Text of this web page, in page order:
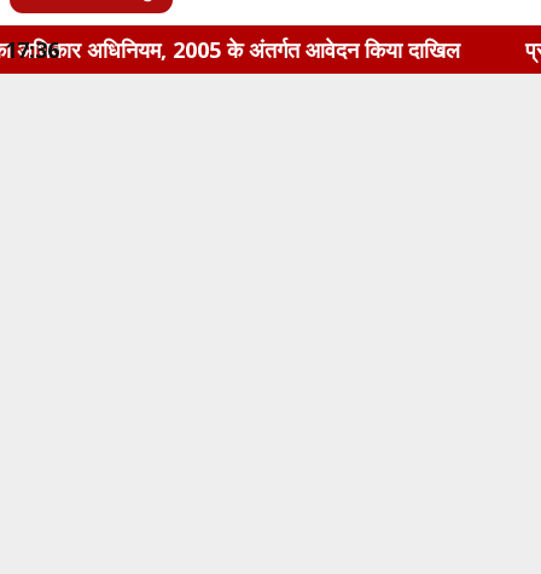
2005 के अंतर्गत आवेदन किया दाखिल प्रधानमंत्री
17:36